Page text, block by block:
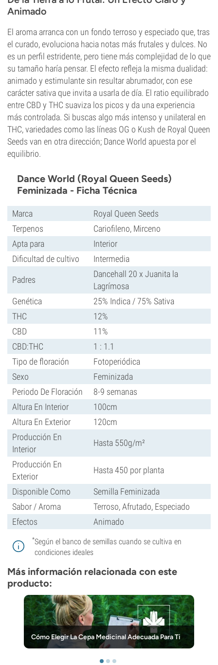
Animado
El aroma arranca con un fondo terroso y especiado que, tras
el curado, evoluciona hacia notas más frutales y dulces. No
es un perfil estridente, pero tiene más complejidad de lo que
su tamaño haría pensar. El efecto refleja la misma dualidad:
animado y estimulante sin resultar abrumador, con ese
carácter sativa que invita a usarla de día. El ratio equilibrado
entre CBD y THC suaviza los picos y da una experiencia
más controlada. Si buscas algo más intenso y unilateral en
THC, variedades como las líneas OG o Kush de Royal Queen
Seeds van en otra dirección; Dance World apuesta por el
equilibrio.
Dance World (Royal Queen Seeds)
Feminizada - Ficha Técnica
Marca
Royal Queen Seeds
Terpenos
Cariofileno, Mirceno
Apta para
Interior
Dificultad de cultivo
Intermedia
Padres
Dancehall 20 x Juanita la
Lagrímosa
Genética
25% Indica / 75% Sativa
THC
12%
CBD
11%
CBD:THC
1 : 1.1
Tipo de floración
Fotoperiódica
Sexo
Feminizada
Periodo De Floración
8-9 semanas
Altura En Interior
100cm
Altura En Exterior
120cm
Producción En
Interior
Hasta 550g/m²
Producción En
Exterior
Hasta 450 por planta
Disponible Como
Semilla Feminizada
Sabor / Aroma
Terroso, Afrutado, Especiado
Efectos
Animado
*Según el banco de semillas cuando se cultiva en
condiciones ideales
Más información relacionada con este
producto:
Cómo Elegir La Cepa Medicinal Adecuada Para Ti